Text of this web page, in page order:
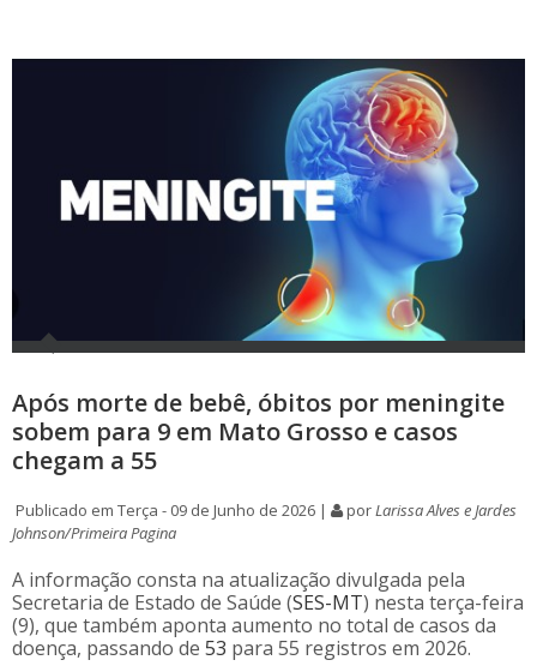
Após morte de bebê, óbitos por meningite
sobem para 9 em Mato Grosso e casos
chegam a 55
Publicado em Terça - 09 de Junho de 2026 | porLarissa Alves e Jardes
Johnson/Primeira Pagina
A informação consta na atualização divulgada pela
Secretaria de Estado de Saúde (SES-MT) nesta terça-feira
(9), que também aponta aumento no total de casos da
doença, passando de 53 para 55 registros em 2026.